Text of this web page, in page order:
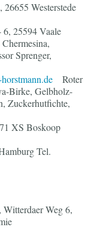
Westerstede
6, 25594 Vaale
Sprenger,
Roter
Birke, Gelbholz-
Zuckerhutfichte,
XS Boskoop
Tel.
Weg 6,